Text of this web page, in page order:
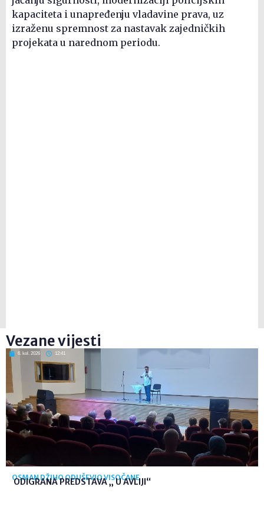
kapaciteta i unapređenju vladavine prava, uz
izraženu spremnost za nastavak zajedničkih
projekata u narednom periodu.
Vezane vijesti
6. kol. 2026 12:41
OSMAN DŽIHO ODUŠEVIO VISOČANE
ODIGRANA PREDSTAVA „ U AVLIJI“